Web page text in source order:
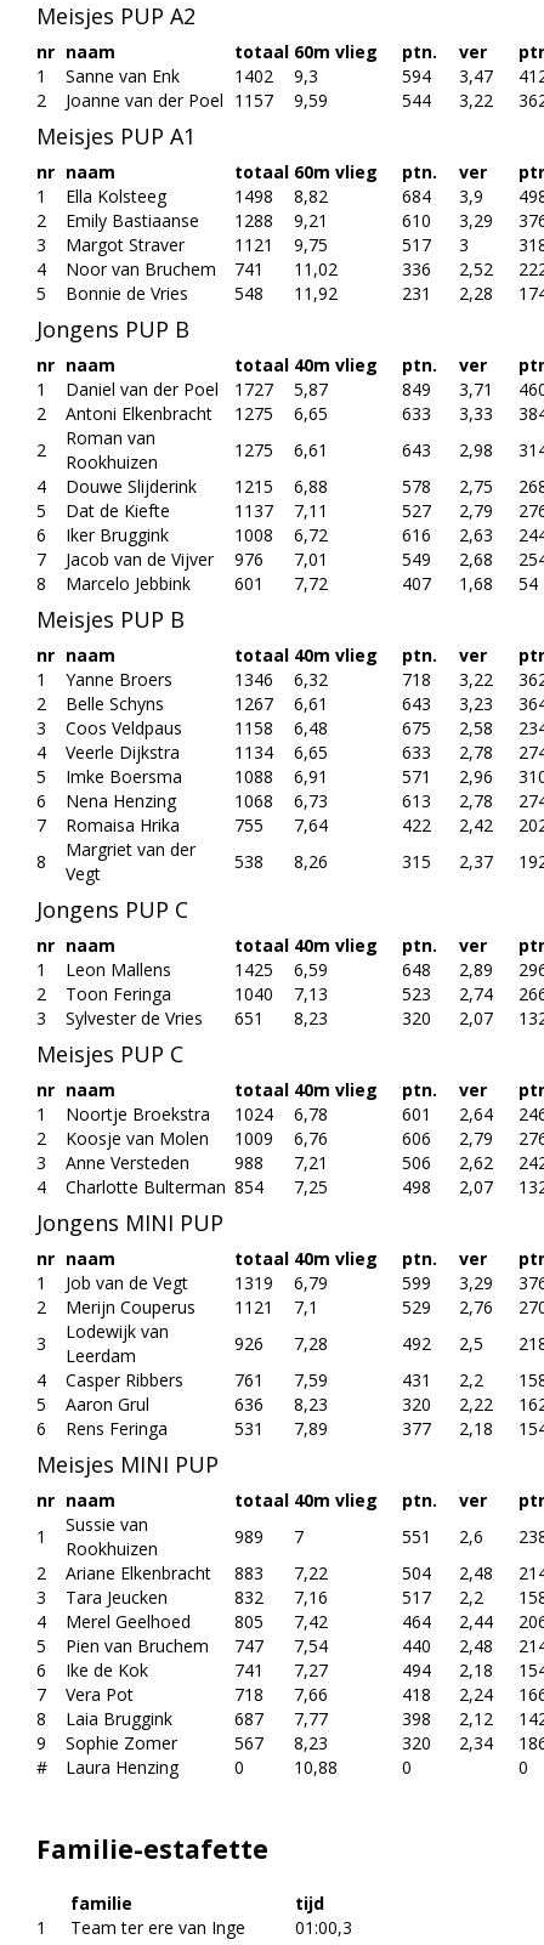
Meisjes PUP A2
nr naam totaal 60m vlieg ptn. ver
1
Sanne van Enk 1402 9,3 594 3,47
2
Joanne van der Poel 1157 9,59 544 3,22
Meisjes PUP A1
nr naam totaal 60m vlieg ptn. ver
1
Ella Kolsteeg 1498 8,82 684 3,9
2
Emily Bastiaanse 1288 9,21 610 3,29
3
Margot Straver 1121 9,75 517 3
4
Noor van Bruchem 741 11,02 336 2,52
5
Bonnie de Vries 548 11,92 231 2,28
Jongens PUP B
nr naam totaal 40m vlieg ptn. ver
1
Daniel van der Poel 1727 5,87 849 3,71
2
Antoni Elkenbracht 1275 6,65 633 3,33
2
Roman van
Rookhuizen
1275 6,61 643 2,98
4
Douwe Slijderink 1215 6,88 578 2,75
5
Dat de Kiefte 1137 7,11 527 2,79
6
Iker Bruggink 1008 6,72 616 2,63
7
Jacob van de Vijver 976 7,01 549 2,68
8
Marcelo Jebbink 601 7,72 407 1,68 54
Meisjes PUP B
nr naam totaal 40m vlieg ptn. ver
1
Yanne Broers 1346 6,32 718 3,22
2
Belle Schyns 1267 6,61 643 3,23
3
Coos Veldpaus 1158 6,48 675 2,58
4
Veerle Dijkstra 1134 6,65 633 2,78
5
Imke Boersma 1088 6,91 571 2,96
6
Nena Henzing 1068 6,73 613 2,78
7
Romaisa Hrika 755 7,64 422 2,42
8
Margriet van der
Vegt
538 8,26 315 2,37
Jongens PUP C
nr naam totaal 40m vlieg ptn. ver
1
Leon Mallens 1425 6,59 648 2,89
2
Toon Feringa 1040 7,13 523 2,74
3
Sylvester de Vries 651 8,23 320 2,07
Meisjes PUP C
nr naam totaal 40m vlieg ptn. ver
1
Noortje Broekstra 1024 6,78 601 2,64
2
Koosje van Molen 1009 6,76 606 2,79
3
Anne Versteden 988 7,21 506 2,62
4
Charlotte Bulterman 854 7,25 498 2,07
Jongens MINI PUP
nr naam totaal 40m vlieg ptn. ver
1
Job van de Vegt 1319 6,79 599 3,29
2
Merijn Couperus 1121 7,1 529 2,76
3
Lodewijk van
Leerdam
926 7,28 492 2,5
4
Casper Ribbers 761 7,59 431 2,2
5
Aaron Grul 636 8,23 320 2,22
6
Rens Feringa 531 7,89 377 2,18
Meisjes MINI PUP
nr naam totaal 40m vlieg ptn. ver
1
Sussie van
Rookhuizen
989 7 551 2,6
2
Ariane Elkenbracht 883 7,22 504 2,48
3
Tara Jeucken 832 7,16 517 2,2
4
Merel Geelhoed 805 7,42 464 2,44
5
Pien van Bruchem 747 7,54 440 2,48
6
Ike de Kok 741 7,27 494 2,18
7
Vera Pot 718 7,66 418 2,24
8
Laia Bruggink 687 7,77 398 2,12
9
Sophie Zomer 567 8,23 320 2,34
#
Laura Henzing 0 10,88 0 0
Familie-estafette
familie
tijd
1
Team ter ere van Inge
01:00,3